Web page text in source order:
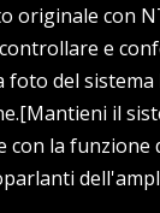
originale con
e
del sistema
il
con la funzione